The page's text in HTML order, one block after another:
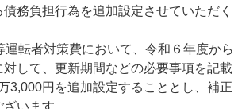
務負担行為を追加設定させていただく
転者対策費において、令和６年度から
して、更新期間などの必要事項を記載
3,000円を追加設定することとし、補正